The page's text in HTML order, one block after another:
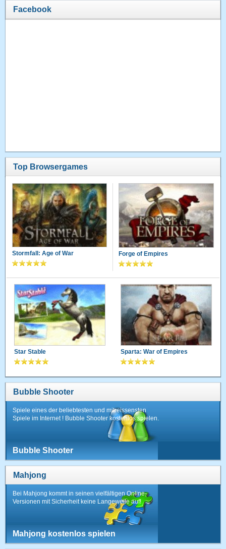
Facebook
Top Browsergames
Stormfall: Age of War Forge of Empires
Star Stable Sparta: War of Empires
Bubble Shooter
Spiele eines der beliebtesten und mitreissensten
Spiele im Internet ! Bubble Shooter kostenlos spielen.
Bubble Shooter
Mahjong
Bei Mahjong kommt in seinen vielfältigen Online-
Versionen mit Sicherheit keine Langeweile auf!
Mahjong kostenlos spielen